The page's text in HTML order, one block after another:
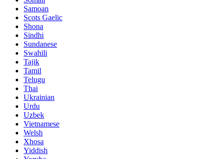
Samoan
Scots Gaelic
Shona
Sindhi
Sundanese
Swahili
Tajik
Tamil
Telugu
Thai
Ukrainian
Urdu
Uzbek
Vietnamese
Welsh
Xhosa
Yiddish